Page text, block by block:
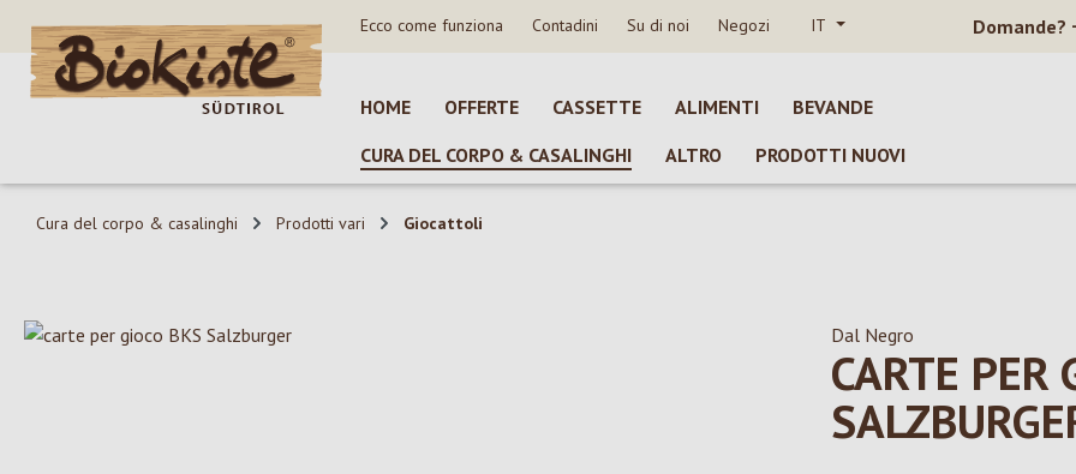
al contenuto principale
Salta alla ricerca
Passa alla navigazione principale Ecco come funziona Contadini Su di noi Negozi IT Domande?
HOME OFFERTE CASSETTE ALIMENTI
BEVANDE
CURA DEL CORPO & CASALINGHI
ALTRO PRODOTTI NUOVI
Cura del corpo & casalinghi Prodotti vari Giocattoli
Salta la galleria di immagini Dal Negro
CARTE PER